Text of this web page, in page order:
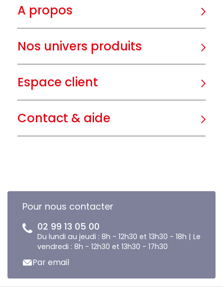
A propos
Nos univers produits
Espace client
Contact & aide
Pour nous contacter
02 99 13 05 00
Du lundi au jeudi : 8h - 12h30 et 13h30 - 18h | Le
vendredi : 8h - 12h30 et 13h30 - 17h30
Par email